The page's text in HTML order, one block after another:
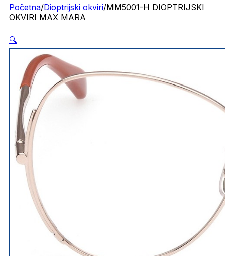
Početna/Dioptrijski okviri/MM5001-H DIOPTRIJSKI
OKVIRI MAX MARA
🔍